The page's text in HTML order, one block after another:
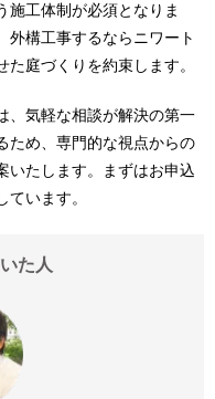
施工体制が必須となりま
外構工事するならニワート
庭づくりを約束します。
、気軽な相談が解決の第一
ため、専門的な視点からの
いたします。まずはお申込
います。
た人